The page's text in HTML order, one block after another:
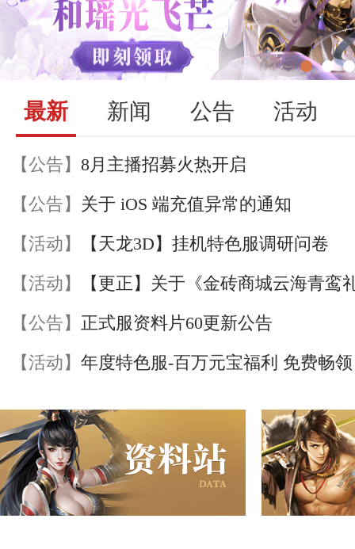
最新 新闻 公告 活动
【公告】 8月主播招募火热开启
【公告】 关于 iOS 端充值异常的通知
【活动】
【天龙3D】挂机特色服调研问卷
【活动】
【公告】 正式服资料片60更新公告
【活动】 年度特色服-百万元宝福利 免费畅领